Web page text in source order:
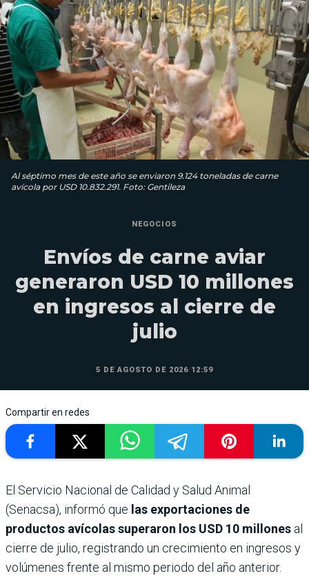
Al séptimo mes de este año se enviaron 9.124 toneladas de carne
avícola por USD 10.832.291. Foto: Gentileza
NEGOCIOS
Envíos de carne aviar
generaron USD 10 millones
en ingresos al cierre de
julio
5 DE AGOSTO DE 2026 12:59
Compartir en redes
El Servicio Nacional de Calidad y Salud Animal
(Senacsa), informó que las exportaciones de
productos avícolas superaron los USD 10 millones al
cierre de julio, registrando un crecimiento en ingresos y
volúmenes frente al mismo periodo del año anterior.